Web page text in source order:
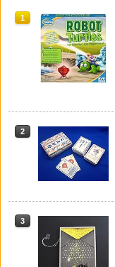
1
3
1
1
2
1
2
3